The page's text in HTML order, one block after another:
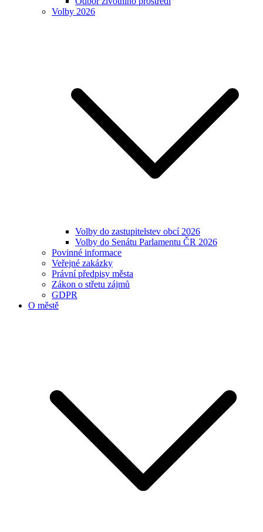
Volby 2026
Volby do zastupitelstev obcí 2026
Volby do Senátu Parlamentu ČR 2026
Povinné informace
Veřejné zakázky
Právní předpisy města
Zákon o střetu zájmů
GDPR
O městě